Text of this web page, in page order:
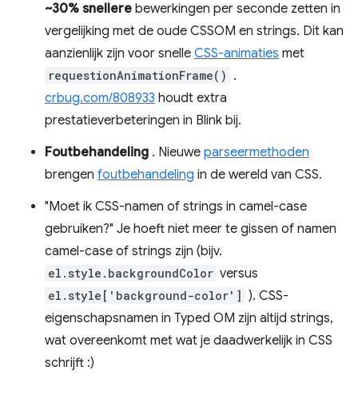
~30% snellere bewerkingen per seconde zetten in
vergelijking met de oude CSSOM en strings. Dit kan
aanzienlijk zijn voor snelle CSS-animaties met
requestionAnimationFrame() .
crbug.com/808933 houdt extra
prestatieverbeteringen in Blink bij.
Foutbehandeling . Nieuwe parseermethoden
brengen foutbehandeling in de wereld van CSS.
"Moet ik CSS-namen of strings in camel-case
gebruiken?" Je hoeft niet meer te gissen of namen
camel-case of strings zijn (bijv.
el.style.backgroundColor versus
el.style['background-color'] ). CSS-
eigenschapsnamen in Typed OM zijn altijd strings,
wat overeenkomt met wat je daadwerkelijk in CSS
schrijft :)